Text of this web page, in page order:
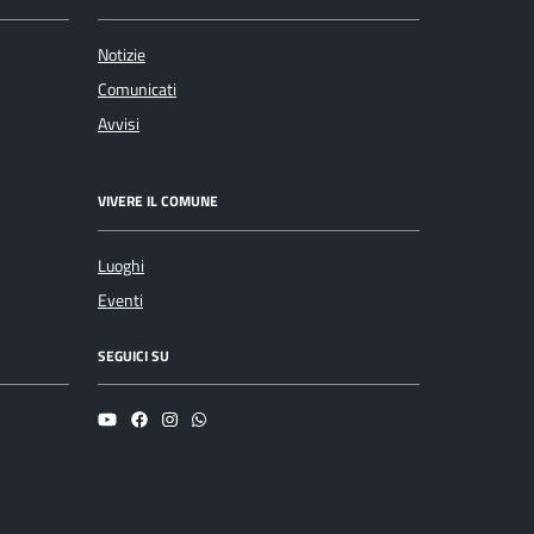
Notizie
Comunicati
Avvisi
VIVERE IL COMUNE
Luoghi
Eventi
SEGUICI SU
YouTubeFacebookInstagramWhatsapp